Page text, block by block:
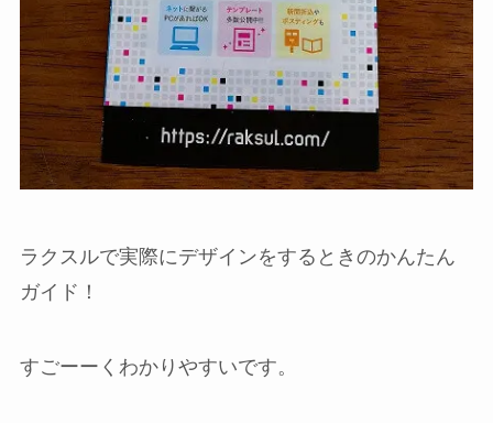
ラクスルで実際にデザインをするときのかんたん
ガイド！
すごーーくわかりやすいです。